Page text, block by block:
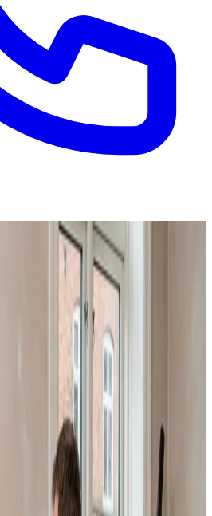
i Pandrup
ventilation i Pandrup. Vi giver dig
med klar pris, så du nemt kan